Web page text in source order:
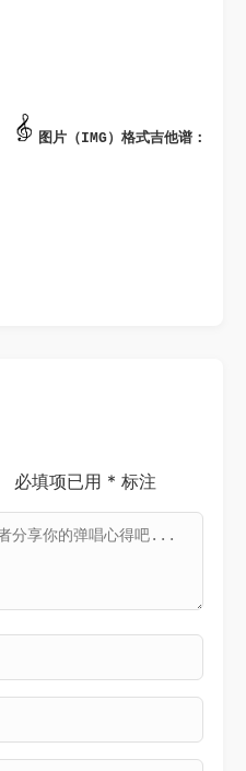
图片（IMG）格式吉他谱：
必填项已用 * 标注